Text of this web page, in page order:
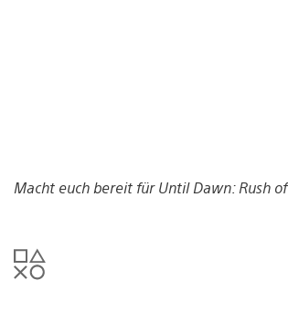
Macht euch bereit für Until Dawn: Rush